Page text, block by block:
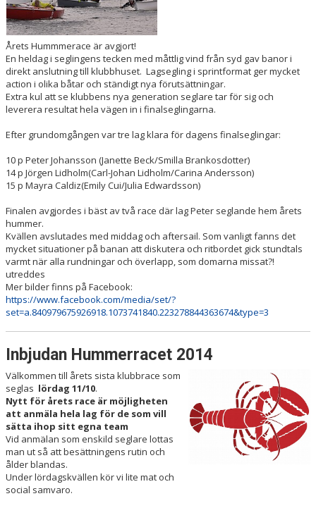
2016
2014
2013
ANNANDAGSRACET
Årets Hummmerace är avgjort!
En heldag i seglingens tecken med måttlig vind från syd gav banor i
direkt anslutning till klubbhuset. Lagsegling i sprintformat ger mycket
action i olika båtar och ständigt nya förutsättningar.
Extra kul att se klubbens nya generation seglare tar för sig och
leverera resultat hela vägen in i finalseglingarna.
Efter grundomgången var tre lag klara för dagens finalseglingar:
10 p Peter Johansson (Janette Beck/Smilla Brankosdotter)
14 p Jörgen Lidholm(Carl-Johan Lidholm/Carina Andersson)
15 p Mayra Caldiz(Emily Cui/Julia Edwardsson)
Finalen avgjordes i bäst av två race där lag Peter seglande hem årets
hummer.
Kvällen avslutades med middag och aftersail. Som vanligt fanns det
mycket situationer på banan att diskutera och ritbordet gick stundtals
varmt när alla rundningar och överlapp, som domarna missat?!
utreddes
Mer bilder finns på Facebook:
https://www.facebook.com/media/set/?
set=a.840979675926918.1073741840.223278844363674&type=3
Inbjudan Hummerracet 2014
Välkommen till årets sista klubbrace som
seglas lördag 11/10.
Nytt för årets race är möjligheten
att anmäla hela lag för de som vill
sätta ihop sitt egna team
Vid anmälan som enskild seglare lottas
man ut så att besättningens rutin och
ålder blandas.
Under lördagskvällen kör vi lite mat och
social samvaro.